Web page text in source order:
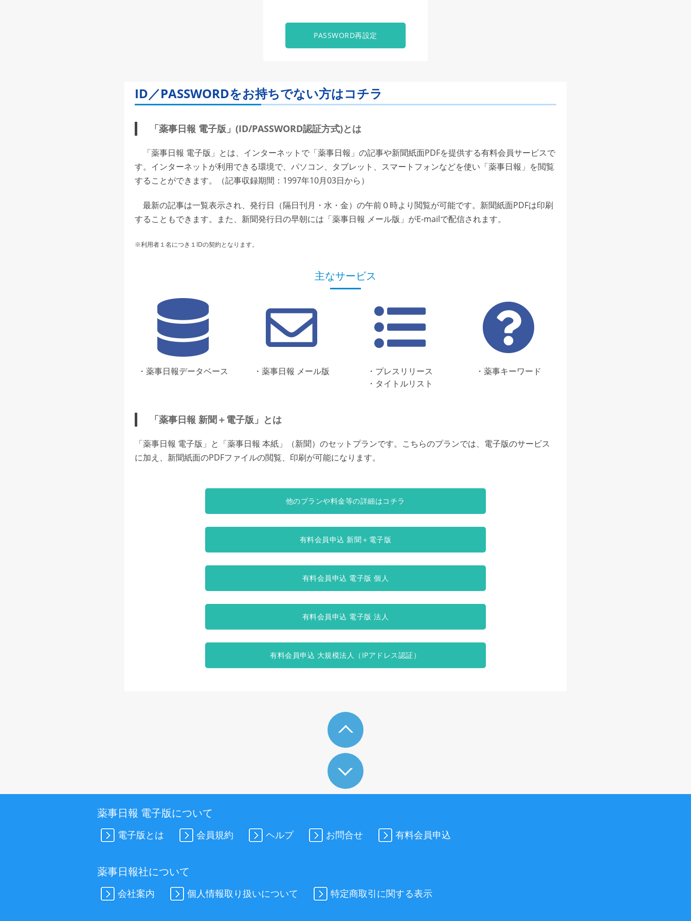
PASSWORD再設定
ID／PASSWORDをお持ちでない方はコチラ
「薬事日報 電子版」(ID/PASSWORD認証方式)とは
「薬事日報 電子版」とは、インターネットで「薬事日報」の記事や新聞紙面PDFを提供する有料会員サービスで
す。インターネットが利用できる環境で、パソコン、タブレット、スマートフォンなどを使い「薬事日報」を閲覧
することができます。（記事収録期間：1997年10月03日から）
最新の記事は一覧表示され、発行日（隔日刊月・水・金）の午前０時より閲覧が可能です。新聞紙面PDFは印刷
することもできます。また、新聞発行日の早朝には「薬事日報 メール版」がE-mailで配信されます。
※利用者１名につき１IDの契約となります。
主なサービス
・薬事日報データベース ・薬事日報 メール版
・プレスリリース
・タイトルリスト
・薬事キーワード
「薬事日報 新聞＋電子版」とは
「薬事日報 電子版」と「薬事日報 本紙」（新聞）のセットプランです。こちらのプランでは、電子版のサービス
に加え、新聞紙面のPDFファイルの閲覧、印刷が可能になります。
他のプランや料金等の詳細はコチラ
有料会員申込 新聞＋電子版
有料会員申込 電子版 個人
有料会員申込 電子版 法人
有料会員申込 大規模法人（IPアドレス認証）
薬事日報 電子版について
電子版とは 会員規約 ヘルプ お問合せ 有料会員申込
薬事日報社について
会社案内 個人情報取り扱いについて 特定商取引に関する表示